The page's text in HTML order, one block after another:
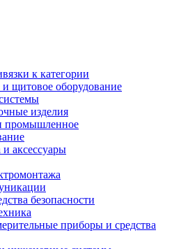
к категории
щитовое оборудование
изделия
промышленное
аксессуары
безопасности
приборы и средства